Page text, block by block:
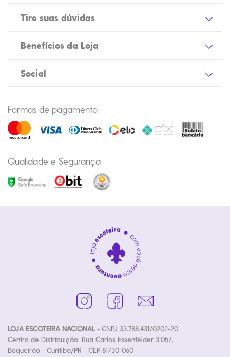
Tire suas dúvidas
Benefícios da Loja
Social
Formas de pagamento
Qualidade e Segurança
LOJA ESCOTEIRA NACIONAL- CNPJ 33.788.431/0202-20
Centro de Distribuição: Rua Carlos Essenfelder 3.057,
Boqueirão - Curitiba/PR - CEP 81730-060